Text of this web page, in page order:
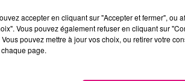
dans les rues du centre-ville de
accepter en cliquant sur "Accepter et fermer",
Vous pouvez également refuser en cliquant sur
Vous pouvez mettre à jour vos choix, ou retirer votre
page.